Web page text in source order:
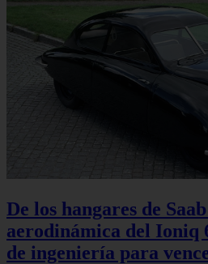
De los hangares de
aerodinámica del Ioniq
de ingeniería para